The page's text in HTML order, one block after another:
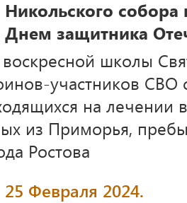
Никольского
Днем защитника
школы
участников
на лечении
из Приморья,
Ростова
25 Февраля 2024.